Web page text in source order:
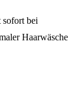
sofort bei
Haarwäsche